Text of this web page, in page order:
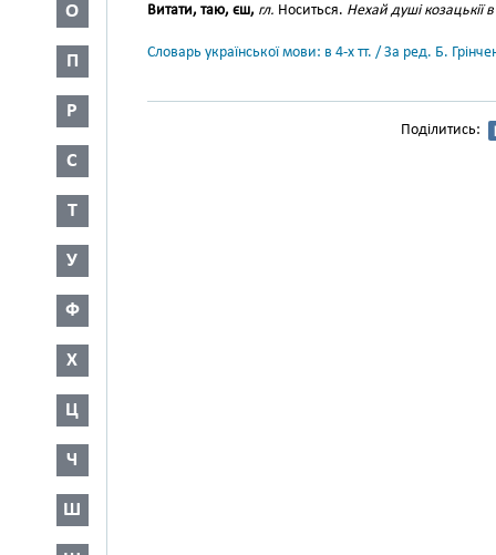
О
П
Р
С
Т
У
Ф
Х
Ц
Ч
Ш
Витати, таю, єш, гл. Носиться. Нехай душі козацькії
Словарь української мови: в 4-х тт. / За ред. Б.
Поділитись: